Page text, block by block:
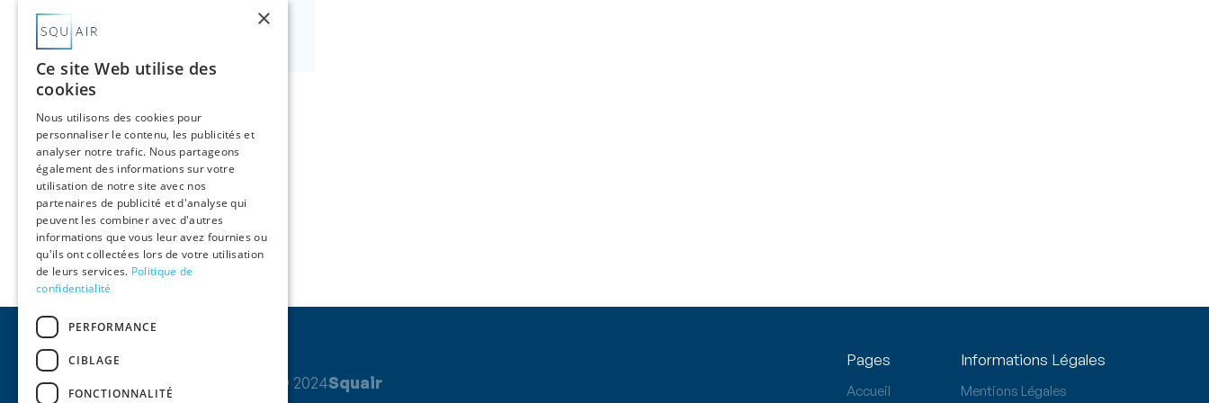
Nous contacter
© 2024Squair
Pages
Accueil
Informations Légales
Mentions Légales
×
Ce site Web utilise des
cookies
Nous utilisons des cookies pour
personnaliser le contenu, les publicités et
analyser notre trafic. Nous partageons
également des informations sur votre
utilisation de notre site avec nos
partenaires de publicité et d'analyse qui
peuvent les combiner avec d'autres
informations que vous leur avez fournies ou
qu'ils ont collectées lors de votre utilisation
de leurs services. Politique de
confidentialité
PERFORMANCE
CIBLAGE
FONCTIONNALITÉ